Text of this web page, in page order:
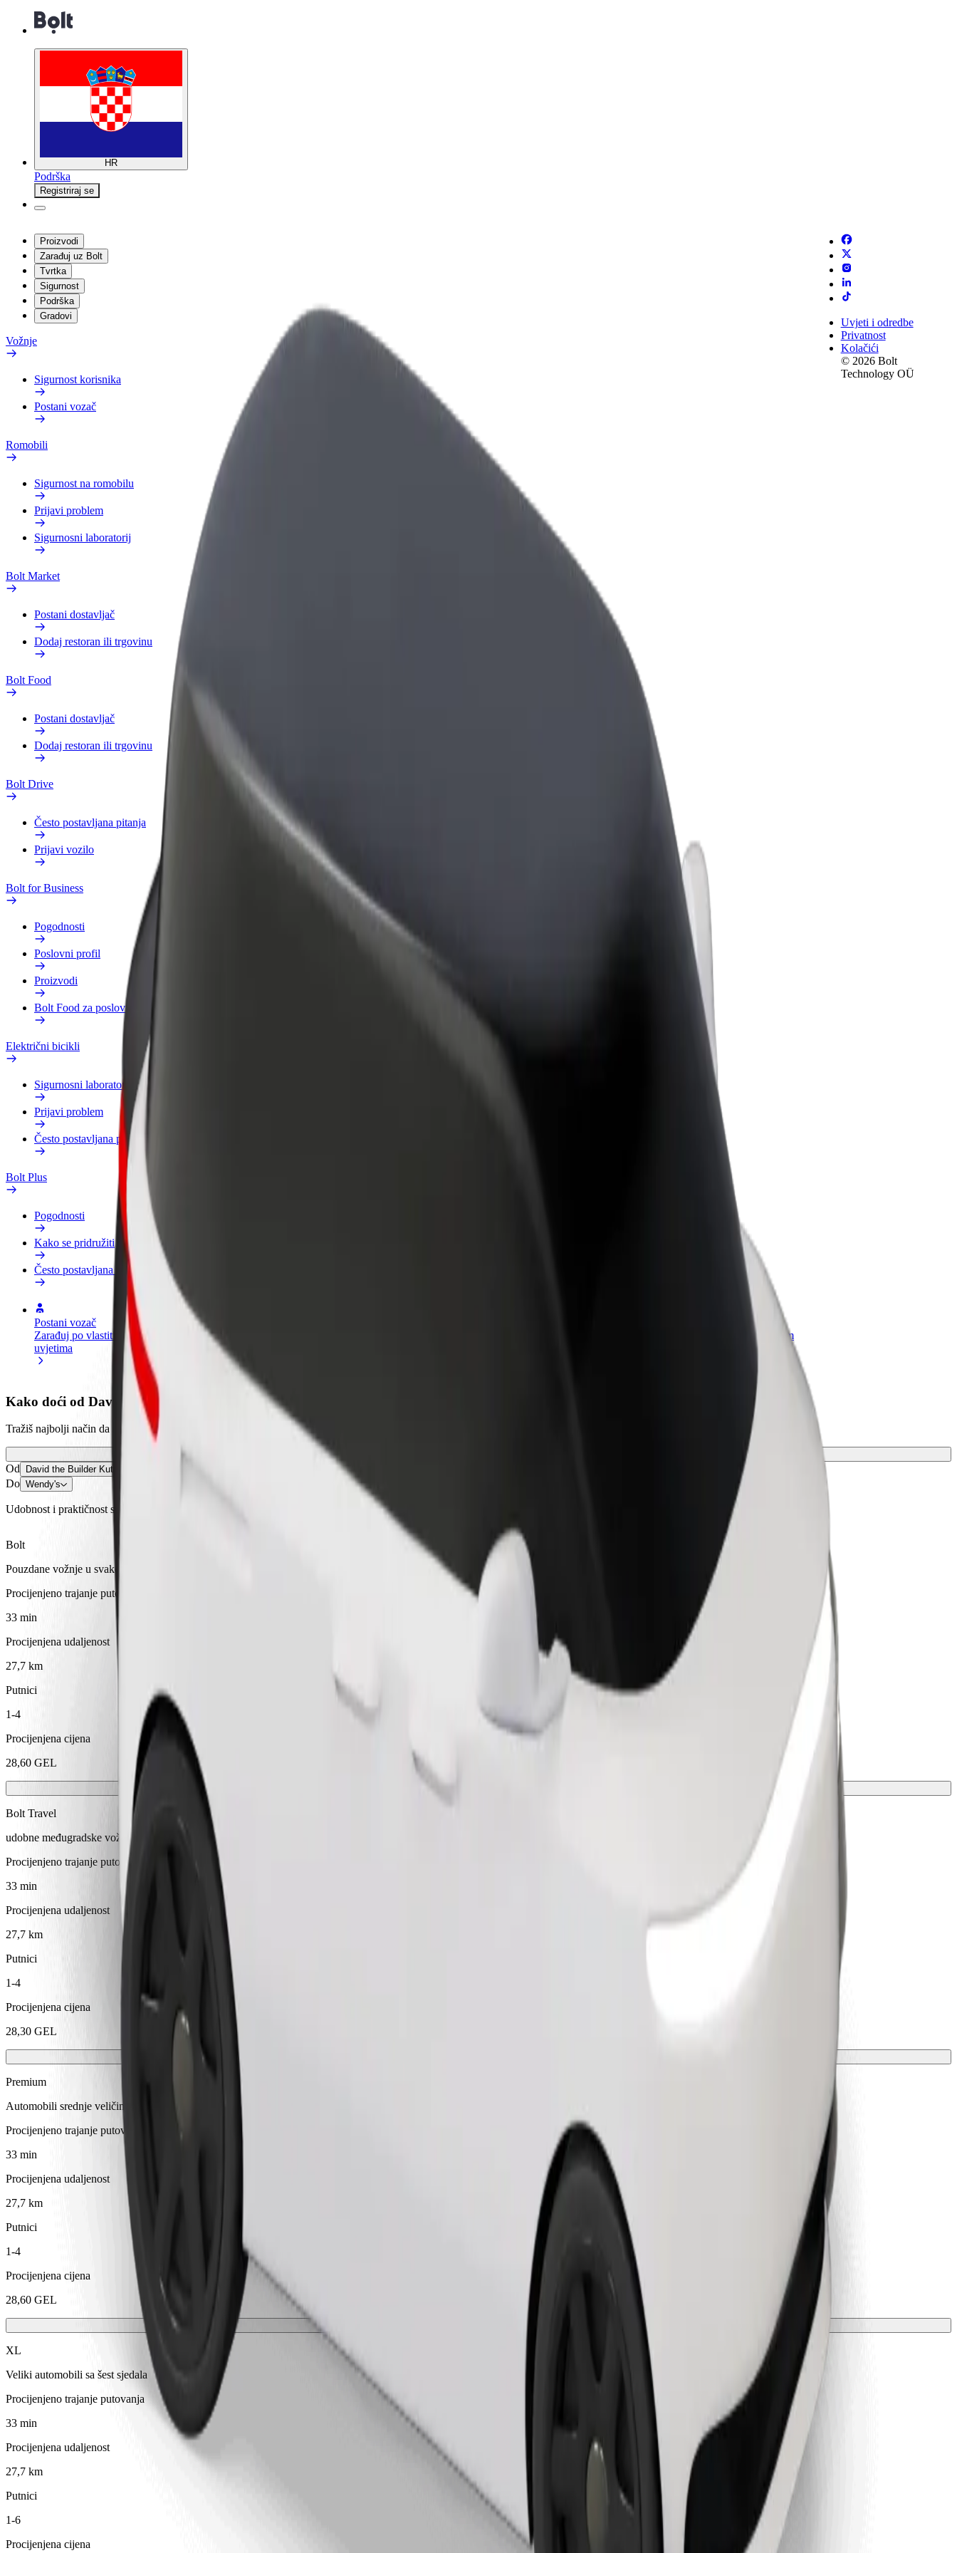
HR
Podrška
Registriraj se
Proizvodi
Zarađuj uz Bolt
Tvrtka
Sigurnost
Podrška
Gradovi
Vožnje
Sigurnost korisnika
Postani vozač
Romobili
Sigurnost na romobilu
Prijavi problem
Sigurnosni laboratorij
Bolt Market
Postani dostavljač
Dodaj restoran ili trgovinu
Bolt Food
Postani dostavljač
Dodaj restoran ili trgovinu
Bolt Drive
Često postavljana pitanja
Prijavi vozilo
Bolt for Business
Pogodnosti
Poslovni profil
Proizvodi
Bolt Food za poslovne korisnike
Električni bicikli
Sigurnosni laboratorij
Prijavi problem
Često postavljana pitanja
Bolt Plus
Pogodnosti
Kako se pridružiti
Često postavljana pitanja
Postani vozač
Zarađuj po vlastitim
uvjetima
Postani dostavljač
Dostavljaj hranu i primaj tjedne
isplate
Bolt proizvodi i usluge prilagođeni tvojem
Uvjeti i odredbe
Privatnost
Kolačići
© 2026 Bolt
Technology OÜ
Kako doći od David the Builder Kutaisi International Airport do Wendy's
Tražiš najbolji način da stigneš od David the Builder Kutaisi International Airport do Wendy's? Istraži naše usluge i pronađi savršenu za svoje putovanje.
Od David the Builder Kutaisi International Airport
Do Wendy's
Udobnost i praktičnost su nadohvat ruke!
Bolt
Pouzdane vožnje u svakodnevnim automobilima srednje veličine.
Procijenjeno trajanje putovanja
33 min
Procijenjena udaljenost
27,7 km
Putnici
1-4
Procijenjena cijena
28,60 GEL
Bolt Travel
udobne međugradske vožnje
Procijenjeno trajanje putovanja
33 min
Procijenjena udaljenost
27,7 km
Putnici
1-4
Procijenjena cijena
28,30 GEL
Premium
Automobili srednje veličine premium klase s vrhunskom opremom
Procijenjeno trajanje putovanja
33 min
Procijenjena udaljenost
27,7 km
Putnici
1-4
Procijenjena cijena
28,60 GEL
XL
Veliki automobili sa šest sjedala
Procijenjeno trajanje putovanja
33 min
Procijenjena udaljenost
27,7 km
Putnici
1-6
Procijenjena cijena